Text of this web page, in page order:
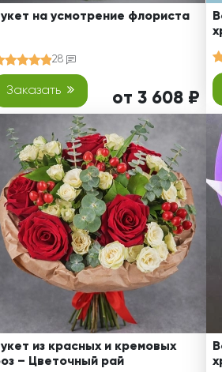
на усмотрение флориста
28
Заказать от 3 608 ₽
из красных и кремовых
– Цветочный рай